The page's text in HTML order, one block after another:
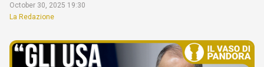
October 30, 2025 19:30
La Redazione